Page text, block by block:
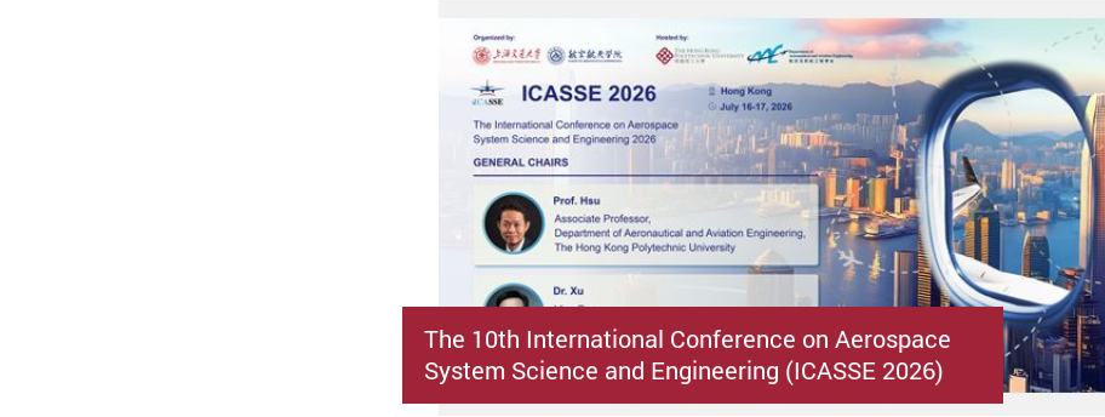
The 10th International Conference on Aerospace
System Science and Engineering (ICASSE 2026)